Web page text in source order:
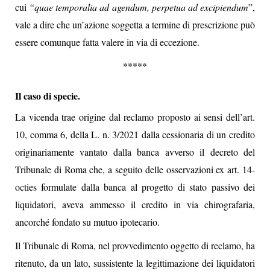
cui “quae temporalia ad agendum, perpetua ad excipiendum”,
vale a dire che un’azione soggetta a termine di prescrizione può
essere comunque fatta valere in via di eccezione.
*****
Il caso di specie.
La vicenda trae origine dal reclamo proposto ai sensi dell’art.
10, comma 6, della L. n. 3/2021 dalla cessionaria di un credito
originariamente vantato dalla banca avverso il decreto del
Tribunale di Roma che, a seguito delle osservazioni ex art. 14-
octies formulate dalla banca al progetto di stato passivo dei
liquidatori, aveva ammesso il credito in via chirografaria,
ancorché fondato su mutuo ipotecario.
Il Tribunale di Roma, nel provvedimento oggetto di reclamo, ha
ritenuto, da un lato, sussistente la legittimazione dei liquidatori